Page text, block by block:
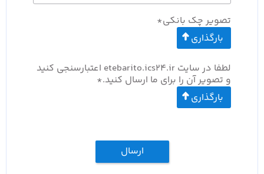
تصویر چک بانکی*
بارگذاری
لطفا در سایت etebarito.ics24.ir اعتبارسنجی کنید
و تصویر آن را برای ما ارسال کنید.*
بارگذاری
ارسال